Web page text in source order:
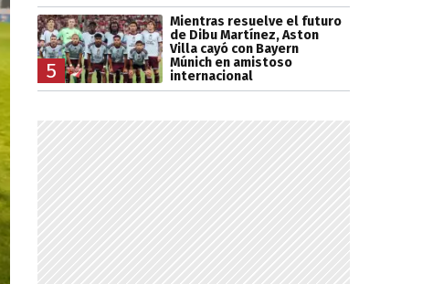
5
Mientras resuelve el futuro
de Dibu Martínez, Aston
Villa cayó con Bayern
Múnich en amistoso
internacional